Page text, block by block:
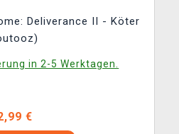
Deliverance II - Köter
in 2-5 Werktagen.
€